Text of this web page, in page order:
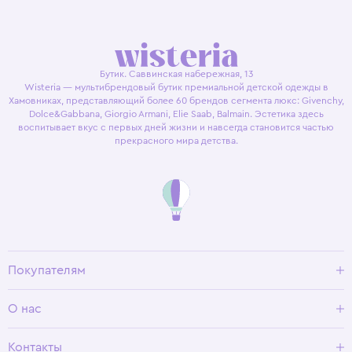
Бутик. Саввинская набережная, 13
Wisteria — мультибрендовый бутик премиальной детской одежды в
Хамовниках, представляющий более 60 брендов сегмента люкс: Givenchy,
Dolce&Gabbana, Giorgio Armani, Elie Saab, Balmain. Эстетика здесь
воспитывает вкус с первых дней жизни и навсегда становится частью
прекрасного мира детства.
Покупателям
Условия возврата
О нас
Программа лояльности
Контакты